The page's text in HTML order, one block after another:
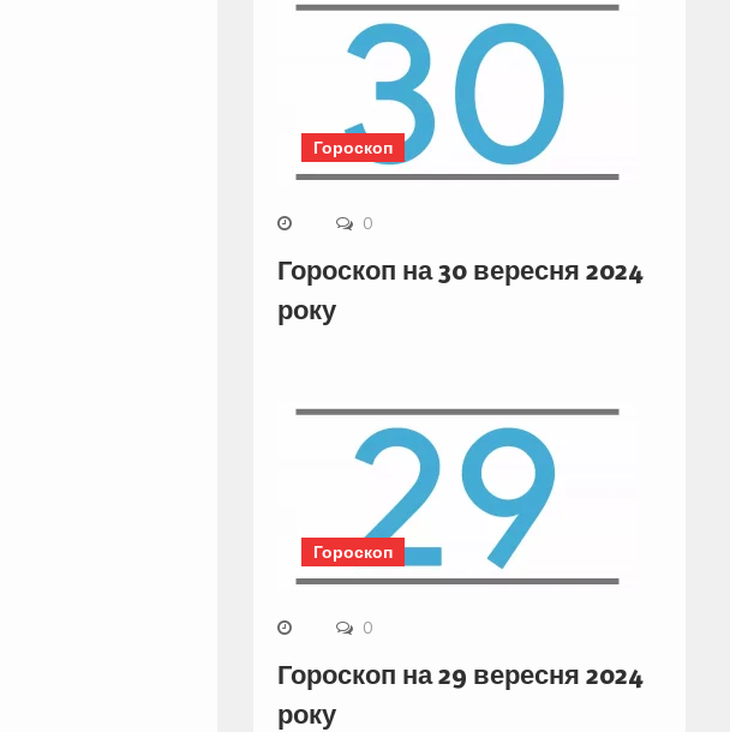
Гороскоп
0
Гороскоп на 30 вересня 2024
року
Гороскоп
0
Гороскоп на 29 вересня 2024
року